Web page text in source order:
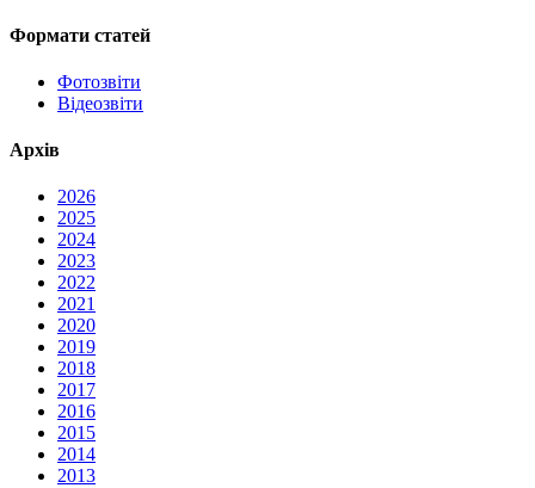
Формати статей
Фотозвіти
Відеозвіти
Архів
2026
2025
2024
2023
2022
2021
2020
2019
2018
2017
2016
2015
2014
2013